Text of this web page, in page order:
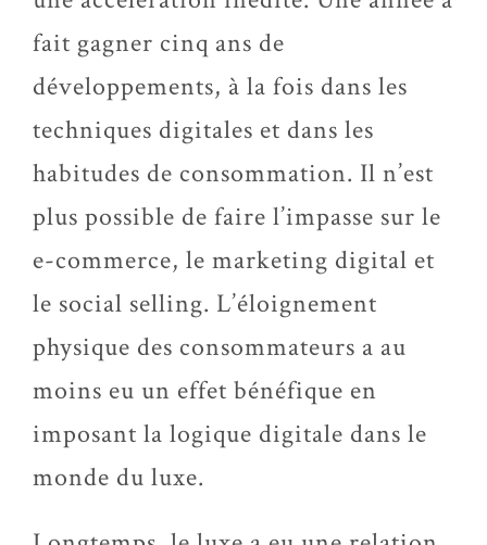
fait gagner cinq ans de
développements, à la fois dans les
techniques digitales et dans les
habitudes de consommation. Il n’est
plus possible de faire l’impasse sur le
e-commerce, le marketing digital et
le social selling. L’éloignement
physique des consommateurs a au
moins eu un effet bénéfique en
imposant la logique digitale dans le
monde du luxe.